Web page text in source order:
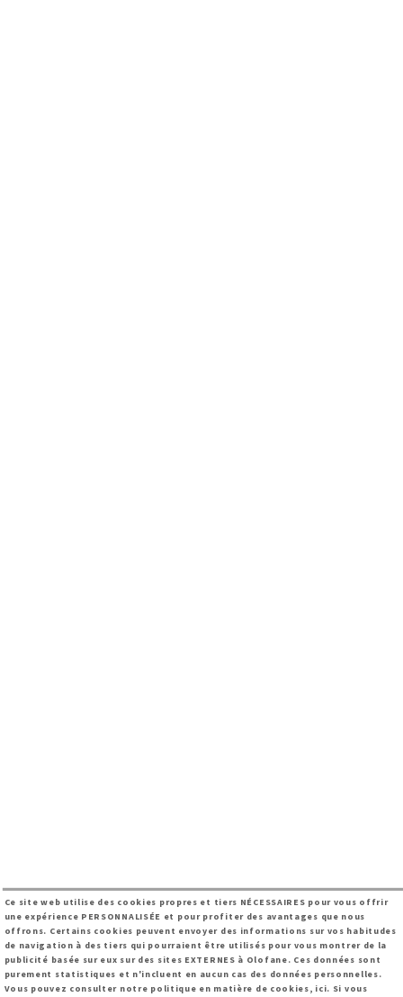
Ce site web utilise des cookies propres et tiers NÉCESSAIRES pour vous offrir
une expérience PERSONNALISÉE et pour profiter des avantages que nous
offrons. Certains cookies peuvent envoyer des informations sur vos habitudes
de navigation à des tiers qui pourraient être utilisés pour vous montrer de la
publicité basée sur eux sur des sites EXTERNES à Olofane. Ces données sont
purement statistiques et n'incluent en aucun cas des données personnelles.
Vous pouvez consulter notre politique en matière de cookies, ici. Si vous